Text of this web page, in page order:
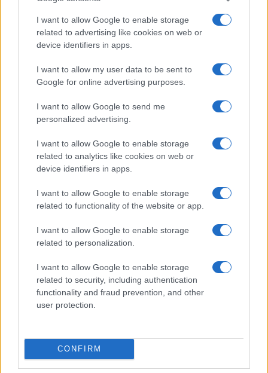
I want to allow Google to enable storage
related to advertising like cookies on web or
device identifiers in apps.
I want to allow my user data to be sent to
Google for online advertising purposes.
I want to allow Google to send me
personalized advertising.
I want to allow Google to enable storage
related to analytics like cookies on web or
device identifiers in apps.
I want to allow Google to enable storage
related to functionality of the website or app.
I want to allow Google to enable storage
related to personalization.
I want to allow Google to enable storage
related to security, including authentication
functionality and fraud prevention, and other
user protection.
CONFIRM
Continua a leggere
BELLEZZA
Scopri come l’imperfezione può essere la vera
Camilla Fiore · 6 Ago 2026